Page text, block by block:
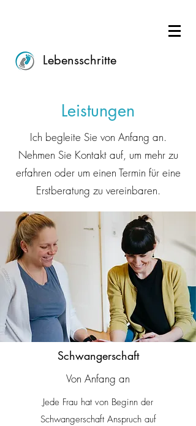
Lebensschritte
Leistungen
Ich begleite Sie von Anfang an.
Nehmen Sie Kontakt auf, um mehr zu
erfahren oder um einen Termin für eine
Erstberatung zu vereinbaren.
Schwangerschaft
Von Anfang an
Jede Frau hat von Beginn der
Schwangerschaft Anspruch auf